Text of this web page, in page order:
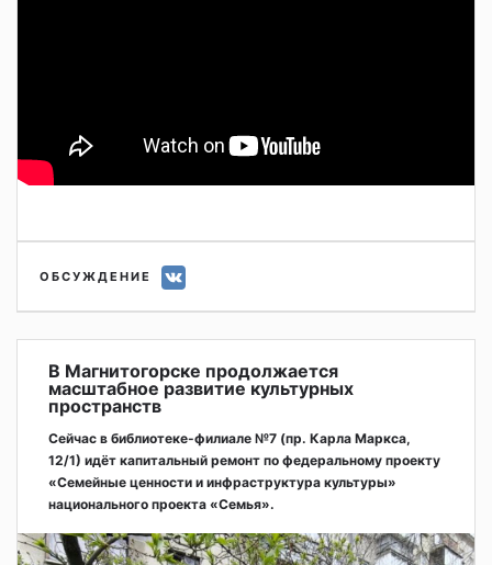
ОБСУЖДЕНИЕ
В Магнитогорске продолжается
масштабное развитие культурных
пространств
Сейчас в библиотеке-филиале №7 (пр. Карла Маркса,
12/1) идёт капитальный ремонт по федеральному проекту
«Семейные ценности и инфраструктура культуры»
национального проекта «Семья».